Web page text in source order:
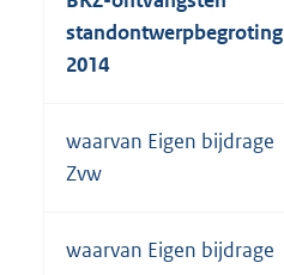
standontwerpbegroting
2014
waarvan Eigen bijdrage
Zvw
waarvan Eigen bijdrage